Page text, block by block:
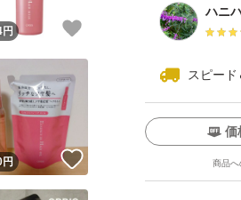
ハニ
スピー
ーザーの実績について
満たしたユーザーにバッジを付与してい
価
商品へ
円
円